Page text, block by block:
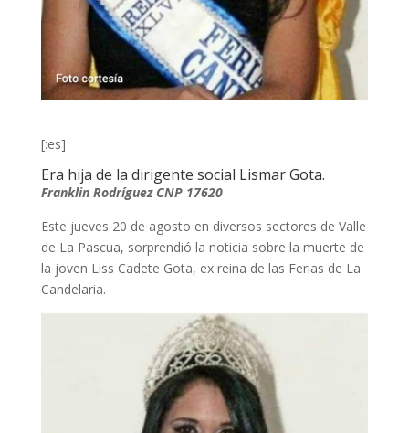
[:es]
Era hija de la dirigente social Lismar Gota.
Franklin Rodríguez CNP 17620
Este jueves 20 de agosto en diversos sectores de Valle
de La Pascua, sorprendió la noticia sobre la muerte de
la joven Liss Cadete Gota, ex reina de las Ferias de La
Candelaria.